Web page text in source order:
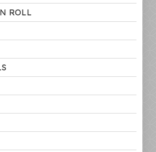
ROLL